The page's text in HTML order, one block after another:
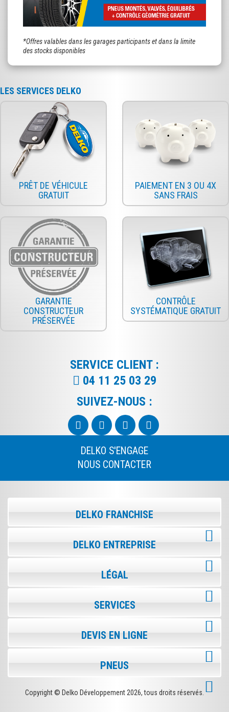
*Offres valables dans les garages participants et dans la limite
des stocks disponibles
LES SERVICES DELKO
PRÊT DE VÉHICULE
GRATUIT
PAIEMENT EN 3 OU 4X
SANS FRAIS
GARANTIE
CONSTRUCTEUR
PRÉSERVÉE
CONTRÔLE
SYSTÉMATIQUE GRATUIT
SERVICE CLIENT :
04 11 25 03 29
SUIVEZ-NOUS :
DELKO S'ENGAGE
NOUS CONTACTER
DELKO FRANCHISE
DELKO ENTREPRISE
LÉGAL
SERVICES
DEVIS EN LIGNE
PNEUS
Copyright © Delko Développement 2026, tous droits réservés.